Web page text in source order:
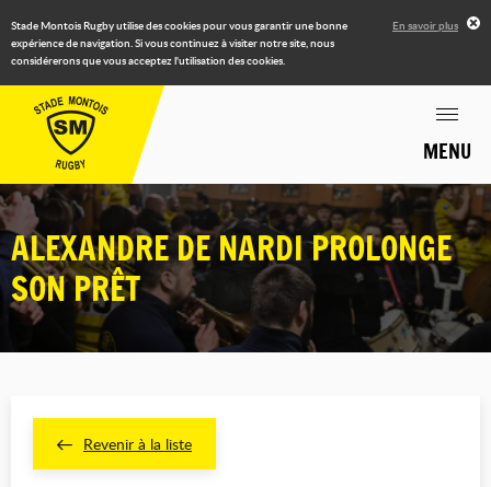
Stade Montois Rugby utilise des cookies pour vous garantir une bonne
expérience de navigation. Si vous continuez à visiter notre site, nous
considérerons que vous acceptez l'utilisation des cookies.
En savoir plus
MENU
ALEXANDRE DE NARDI PROLONGE
SON PRÊT
Revenir à la liste